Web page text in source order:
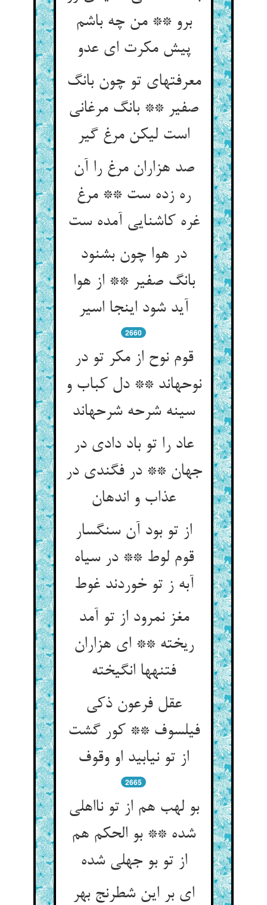
برو ** من چه باشم
پیش مکرت ای عدو
معرفتهای تو چون بانگ
صفیر ** بانگ مرغانی
است لیکن مرغ گیر
صد هزاران مرغ را آن
ره زده ست ** مرغ
غره کاشنایی آمده ست‏
در هوا چون بشنود
بانگ صفیر ** از هوا
آید شود اینجا اسیر
2660
قوم نوح از مکر تو در
نوحه‏اند ** دل کباب و
سینه شرحه شرحه‏اند
عاد را تو باد دادی در
جهان ** در فگندی در
عذاب و اندهان‏
از تو بود آن سنگسار
قوم لوط ** در سیاه
آبه ز تو خوردند غوط
مغز نمرود از تو آمد
ریخته ** ای هزاران
فتنه‏ها انگیخته‏
عقل فرعون ذکی
فیلسوف ** کور گشت
از تو نیابید او وقوف‏
2665
بو لهب هم از تو نااهلی
شده ** بو الحکم هم
از تو بو جهلی شده‏
ای بر این شطرنج بهر